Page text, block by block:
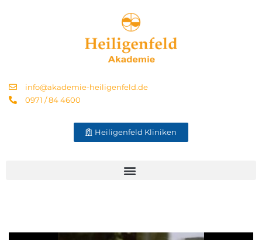
info@akademie-heiligenfeld.de
0971 / 84 4600
Heiligenfeld Kliniken